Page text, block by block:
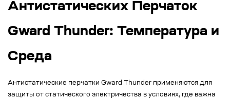
Антистатических Перчаток
Gward Thunder: Температура и
Среда
Антистатические перчатки Gward Thunder применяются для
защиты от статического электричества в условиях, где важна